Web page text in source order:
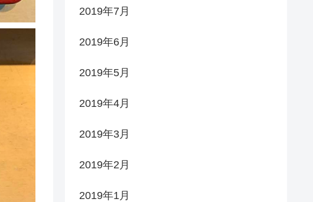
2019年7月
2019年6月
2019年5月
2019年4月
2019年3月
2019年2月
2019年1月